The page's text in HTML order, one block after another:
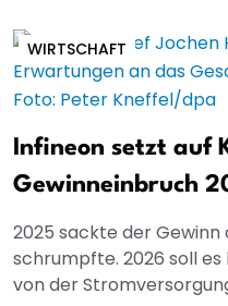
WIRTSCHAFT
Infineon setzt auf
Gewinneinbruch
2025 sackte der Gewinn
schrumpfte. 2026 soll
von der